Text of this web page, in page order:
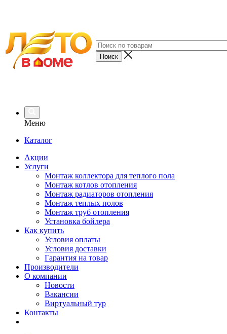
Меню
Каталог
Акции
Услуги
Монтаж коллектора для теплого пола
Монтаж котлов отопления
Монтаж радиаторов отопления
Монтаж теплых полов
Монтаж труб отопления
Установка бойлера
Как купить
Условия оплаты
Условия доставки
Гарантия на товар
Производители
О компании
Новости
Вакансии
Виртуальный тур
Контакты